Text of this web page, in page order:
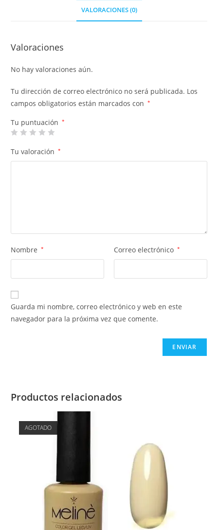
VALORACIONES (0)
Valoraciones
No hay valoraciones aún.
Tu dirección de correo electrónico no será publicada. Los
campos obligatorios están marcados con
*
Tu puntuación *
Tu valoración *
Nombre * Correo electrónico *
Guarda mi nombre, correo electrónico y web en este
navegador para la próxima vez que comente.
Productos relacionados
AGOTADO